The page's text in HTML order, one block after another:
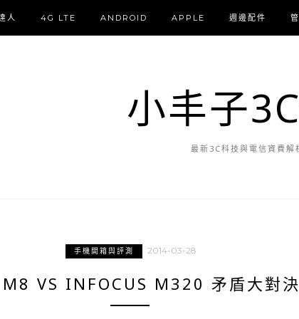
人 4G LTE ANDROID APPLE 週邊配件
小丰子
最新3C科技與電信資費解
手機開箱與評測 2014-03-28
VS INFOCUS M320 矛盾大對決